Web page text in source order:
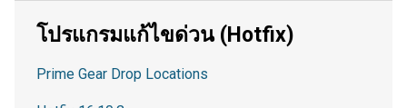
โปรแกรมแก้ไขด่วน (Hotfix)
Prime Gear Drop Locations